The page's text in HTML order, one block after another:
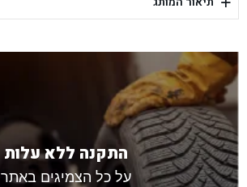
בן גל - דור אלון הר טוב - בית שמש
התקנה ללא עלות
על כל הצמיגים באתר